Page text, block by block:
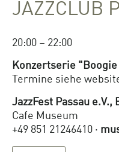
JAZZCLUB
20:00 – 22:00
Konzertserie
Termine siehe
JazzFest Passau e.V.,
Cafe Museum
+49 851 21246410 ·